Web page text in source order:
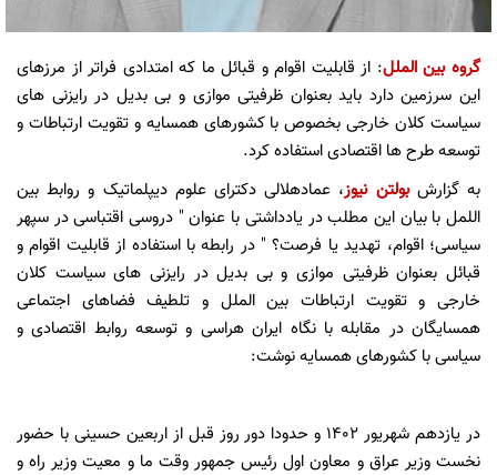
گروه بین الملل: از قابلیت اقوام و قبائل ما که امتدادی فراتر از مرزهای
این سرزمین دارد باید بعنوان ظرفیتی موازی و بی بدیل در رایزنی های
سیاست کلان خارجی بخصوص با کشورهای همسایه و تقویت ارتباطات و
توسعه طرح ها اقتصادی استفاده کرد.
به گزارشبولتن نیوز، عمادهلالی دکترای علوم دیپلماتیک و روابط بین
اللمل با بیان این مطلب در یادداشتی با عنوان " دروسی اقتباسی در سپهر
سیاسی؛ اقوام، تهدید یا فرصت؟ " در رابطه با استفاده از قابلیت اقوام و
قبائل بعنوان ظرفیتی موازی و بی بدیل در رایزنی های سیاست کلان
خارجی و تقویت ارتباطات بین الملل و تلطیف فضاهای اجتماعی
همسایگان در مقابله با نگاه ایران هراسی و توسعه روابط اقتصادی و
سیاسی با کشورهای همسایه نوشت:
در یازدهم شهریور ۱۴۰۲ و حدودا دور روز قبل از اربعین حسینی با حضور
نخست وزیر عراق و معاون اول رئیس جمهور وقت ما و معیت وزیر راه و